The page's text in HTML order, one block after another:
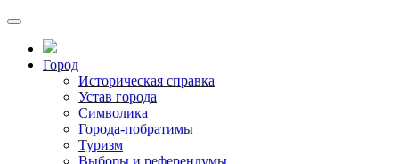
Город
Историческая справка
Устав города
Символика
Города-побратимы
Туризм
Выборы и референдумы